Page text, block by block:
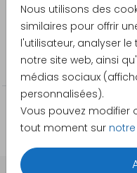
Nous utilisons des
similaires pour offrir
l'utilisateur, analyser
notre site web, ainsi
médias sociaux
personnalisées).
Vous pouvez modifier
tout moment sur
Pretty Orange
Catégorie
Autocollants